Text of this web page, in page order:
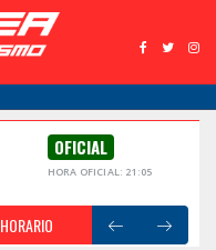
OFICIAL
HORA OFICIAL: 21:05
HORARIO